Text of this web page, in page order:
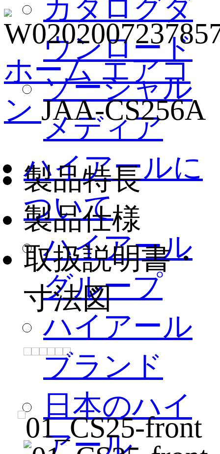
カタログダ
ウンロード
ソーシャル
メディア
ハイアールに
ついて
ハイアール
グループ
ハイアール
ブランド
日本のハイ
アール
ホームエアコ
ン JAA-CS256A
製品特長
製品仕様
取扱説明書・
寸法図